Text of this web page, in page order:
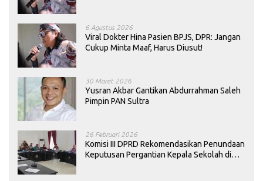
6 Agustus 2026
Viral Dokter Hina Pasien BPJS, DPR: Jangan
Cukup Minta Maaf, Harus Diusut!
30 Maret 2026
Yusran Akbar Gantikan Abdurrahman Saleh
Pimpin PAN Sultra
26 Februari 2026
Komisi III DPRD Rekomendasikan Penundaan
Keputusan Pergantian Kepala Sekolah di